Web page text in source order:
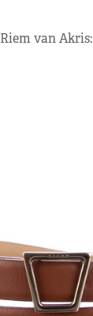
Riem van Akris: